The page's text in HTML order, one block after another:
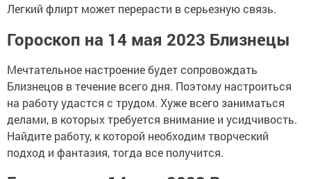
Легкий флирт может перерасти в серьезную связь.
Гороскоп на 14 мая 2023 Близнецы
Мечтательное настроение будет сопровождать
Близнецов в течение всего дня. Поэтому настроиться
на работу удастся с трудом. Хуже всего заниматься
делами, в которых требуется внимание и усидчивость.
Найдите работу, к которой необходим творческий
подход и фантазия, тогда все получится.